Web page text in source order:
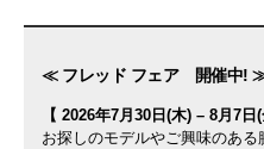
≪ フレッド フェア 開催中!
【 2026年7月30日(木) – 8月7日(
お探しのモデルやご興味のある